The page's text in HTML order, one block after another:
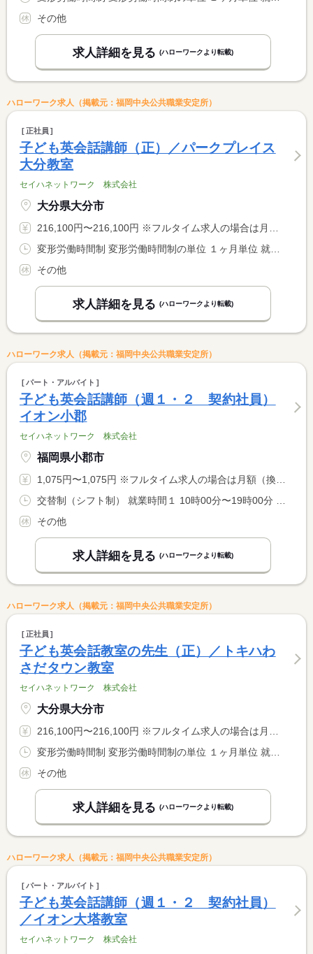
その他
求人詳細を見る (ハローワークより転載)
ハローワーク求人（掲載元：福岡中央公共職業安定所）
正社員
子ども英会話講師（正）／パークプレイス
大分教室
セイハネットワーク 株式会社
大分県大分市
216,100円〜216,100円 ※フルタイム求人の場合は月額（換算額）、パート求人の場合は時間額を表示しています。
その他
求人詳細を見る (ハローワークより転載)
ハローワーク求人（掲載元：福岡中央公共職業安定所）
パート・アルバイト
子ども英会話講師（週１・２ 契約社員）
イオン小郡
セイハネットワーク 株式会社
福岡県小郡市
1,075円〜1,075円 ※フルタイム求人の場合は月額（換算額）、パート求人の場合は時間額を表示しています。
その他
求人詳細を見る (ハローワークより転載)
ハローワーク求人（掲載元：福岡中央公共職業安定所）
正社員
子ども英会話教室の先生（正）／トキハわ
さだタウン教室
セイハネットワーク 株式会社
大分県大分市
216,100円〜216,100円 ※フルタイム求人の場合は月額（換算額）、パート求人の場合は時間額を表示しています。
その他
求人詳細を見る (ハローワークより転載)
ハローワーク求人（掲載元：福岡中央公共職業安定所）
パート・アルバイト
子ども英会話講師（週１・２ 契約社員）
／イオン大塔教室
セイハネットワーク 株式会社